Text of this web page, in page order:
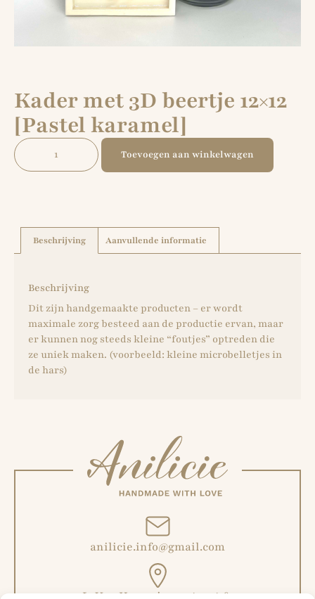
Kader met 3D beertje 12×12
[Pastel karamel]
Toevoegen aan winkelwagen
Beschrijving Aanvullende informatie
Beschrijving
Dit zijn handgemaakte producten – er wordt
maximale zorg besteed aan de productie ervan, maar
er kunnen nog steeds kleine “foutjes” optreden die
ze uniek maken. (voorbeeld: kleine microbelletjes in
de hars)
anilicie.info@gmail.com